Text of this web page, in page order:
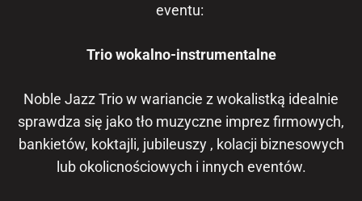
eventu:
Trio wokalno-instrumentalne
Noble Jazz Trio w wariancie z wokalistką idealnie
sprawdza się jako tło muzyczne imprez firmowych,
bankietów, koktajli, jubileuszy , kolacji biznesowych
lub okolicnościowych i innych eventów.